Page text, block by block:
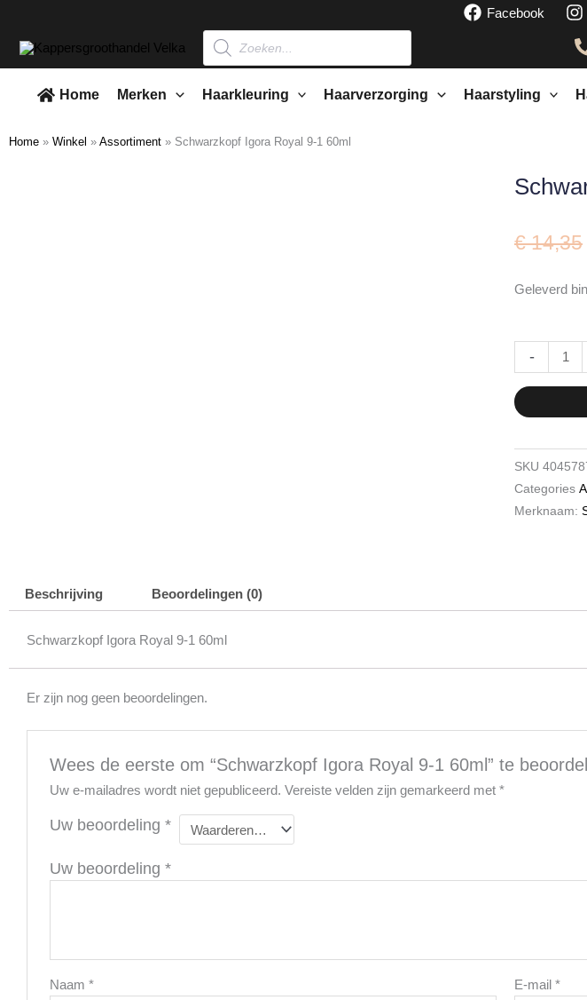
Facebook
Producten
zoeken
Home Merken Haarkleuring Haarverzorging Haarstyling
Home » Winkel » Assortiment » Schwarzkopf Igora Royal 9-1 60ml
€14,35
Geleverd
-
Schwarzkopf
Igora
Royal
9-
60ml
hoeveelheid
SKU
Categories
Merknaam:
Beschrijving Beoordelingen (0)
Schwarzkopf Igora Royal 9-1 60ml
Er zijn nog geen beoordelingen.
Wees de eerste om “Schwarzkopf Igora Royal 9-1 60ml” te
Uw e-mailadres wordt niet gepubliceerd. Vereiste velden zijn gemarkeerd met*
Uw beoordeling*
Uw beoordeling*
Naam* E-mail*